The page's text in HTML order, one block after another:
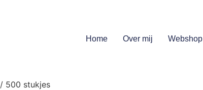
Home Over mij Webshop
/ 500 stukjes